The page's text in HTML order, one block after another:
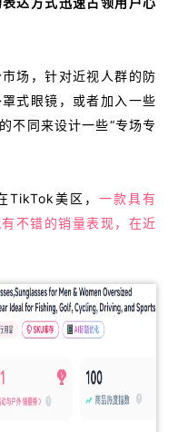
场，针对近视人群的防
式眼镜，或者加入一些
不同来设计一些“专场专
TikTok美区，一款具有
不错的销量表现，在近